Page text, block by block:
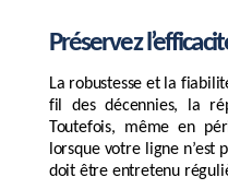
Préservez
La robustesse et la
fil des décennies, la
Toutefois, même en
lorsque votre ligne n’est
doit être entretenu